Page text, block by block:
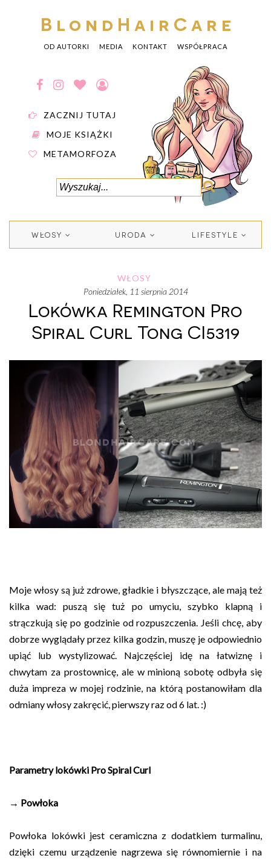
BlondHairCare
OD AUTORKI MEDIA KONTAKT WSPÓŁPRACA
ZACZNIJ TUTAJ
MOJE KSIĄŻKI
METAMORFOZA
WŁOSY URODA LIFESTYLE
WŁOSY
poniedziałek, 11 sierpnia 2014
Lokówka Remington Pro
Spiral Curl Tong CI5319
Moje włosy są już zdrowe, gładkie i błyszczące, ale mają też
kilka wad: puszą się tuż po umyciu, szybko klapną i
strączkują się po godzinie od rozpuszczenia. Jeśli chcę, aby
dobrze wyglądały przez kilka godzin, muszę je odpowiednio
upiąć lub wystylizować. Najczęściej idę na łatwiznę i
chwytam za prostownicę, ale w minioną sobotę odbyła się
duża impreza w mojej rodzinie, na którą postanowiłam dla
odmiany włosy zakręcić, pierwszy raz od 6 lat. :)
Parametry lokówki Pro Spiral Curl
→ Powłoka
Powłoka lokówki jest ceramiczna z dodatkiem turmalinu,
dzięki czemu urządzenie nagrzewa się równomiernie i na